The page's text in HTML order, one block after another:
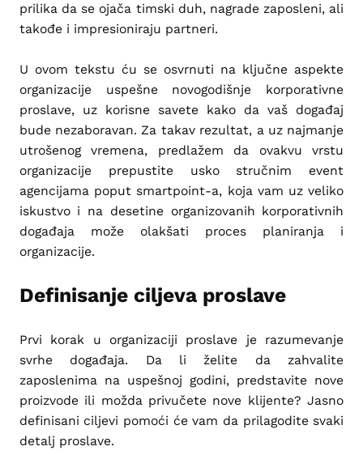
prilika da se ojača timski duh, nagrade zaposleni, ali
takođe i impresioniraju partneri.
U ovom tekstu ću se osvrnuti na ključne aspekte
organizacije uspešne novogodišnje korporativne
proslave, uz korisne savete kako da vaš događaj
bude nezaboravan. Za takav rezultat, a uz najmanje
utrošenog vremena, predlažem da ovakvu vrstu
organizacije prepustite usko stručnim event
agencijama poput smartpoint-a, koja vam uz veliko
iskustvo i na desetine organizovanih korporativnih
događaja može olakšati proces planiranja i
organizacije.
Definisanje ciljeva proslave
Prvi korak u organizaciji proslave je razumevanje
svrhe događaja. Da li želite da zahvalite
zaposlenima na uspešnoj godini, predstavite nove
proizvode ili možda privučete nove klijente? Jasno
definisani ciljevi pomoći će vam da prilagodite svaki
detalj proslave.